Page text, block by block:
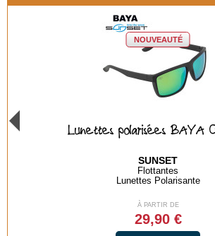
NOUVEAUTÉ
Lunettes polarisées BAYA
SUNSET
Flottantes
Lunettes Polarisante
À PARTIR DE
29,90 €